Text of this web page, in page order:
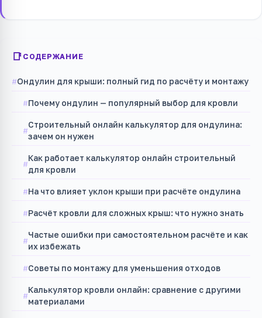
СОДЕРЖАНИЕ
Ондулин для крыши: полный гид по расчёту и монтажу
Почему ондулин — популярный выбор для кровли
Строительный онлайн калькулятор для ондулина:
зачем он нужен
Как работает калькулятор онлайн строительный
для кровли
На что влияет уклон крыши при расчёте ондулина
Расчёт кровли для сложных крыш: что нужно знать
Частые ошибки при самостоятельном расчёте и как
их избежать
Советы по монтажу для уменьшения отходов
Калькулятор кровли онлайн: сравнение с другими
материалами